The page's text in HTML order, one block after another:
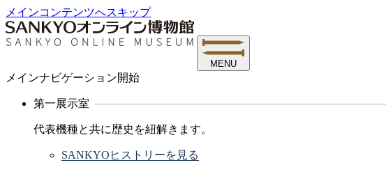
メインコンテンツへスキップ
MENU
メインナビゲーション開始
第一展示室
代表機種と共に歴史を紐解きます。
SANKYOヒストリーを見る